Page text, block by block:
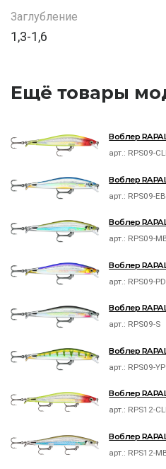
Заглубление
1,3-1,6
Ещё товары
Воблер
арт.: RPS09-
Воблер
арт.: RPS09-EB
Воблер
арт.: RPS09-
Воблер
арт.: RPS09-PD
Воблер
арт.: RPS09-S
Воблер
арт.: RPS09-YP
Воблер
арт.: RPS12-
Воблер
арт.: RPS12-